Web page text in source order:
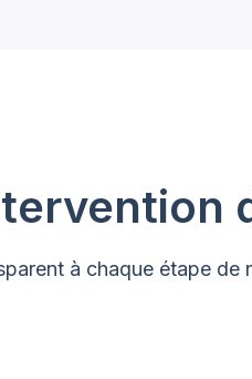
à chaque étape